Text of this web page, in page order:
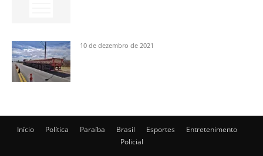
10 de dezembro de 2021
Início Política Paraíba Brasil Esportes
Entretenimento
Policial